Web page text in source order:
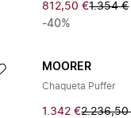
812,50 €1.354 €
-40%
MOORER
Chaqueta Puffer
1.342 €2.236,50